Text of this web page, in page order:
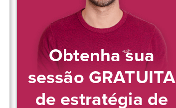
Obtenha sua
sessão GRATUITA
de estratégia de